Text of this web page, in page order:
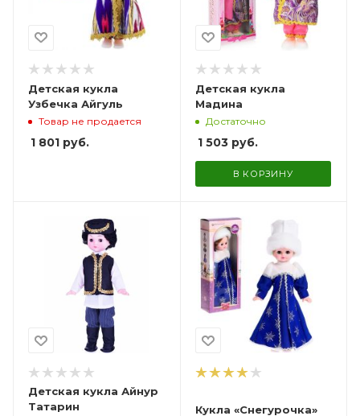
Детская кукла
Узбечка Айгуль
Товар не продается
1 801 руб.
Детская кукла
Мадина
Достаточно
1 503руб.
В КОРЗИНУ
Детская кукла Айнур
Татарин
Кукла «Снегурочка»